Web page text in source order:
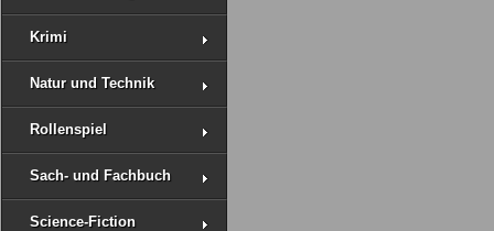
Krimi
Natur und Technik
Rollenspiel
Sach- und Fachbuch
Science-Fiction